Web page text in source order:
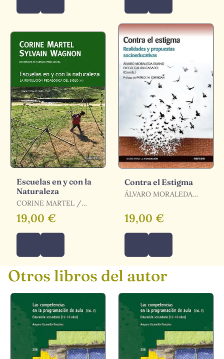
Escuelas en y con la
Naturaleza
CORINE MARTEL /
WAGNON, SYLVAIN /
SOTO, ISABEL
19,00 €
Contra el Estigma
ÁLVARO MORALEDA
RUANO, ÁLVARO /
GALAN-CASADO, DIEGO
19,00 €
Otros libros del autor